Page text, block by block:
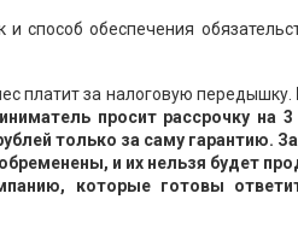
способ обеспечения
платит за налоговую передышку.
просит рассрочку на
только за саму гарантию.
и их нельзя будет
которые готовы